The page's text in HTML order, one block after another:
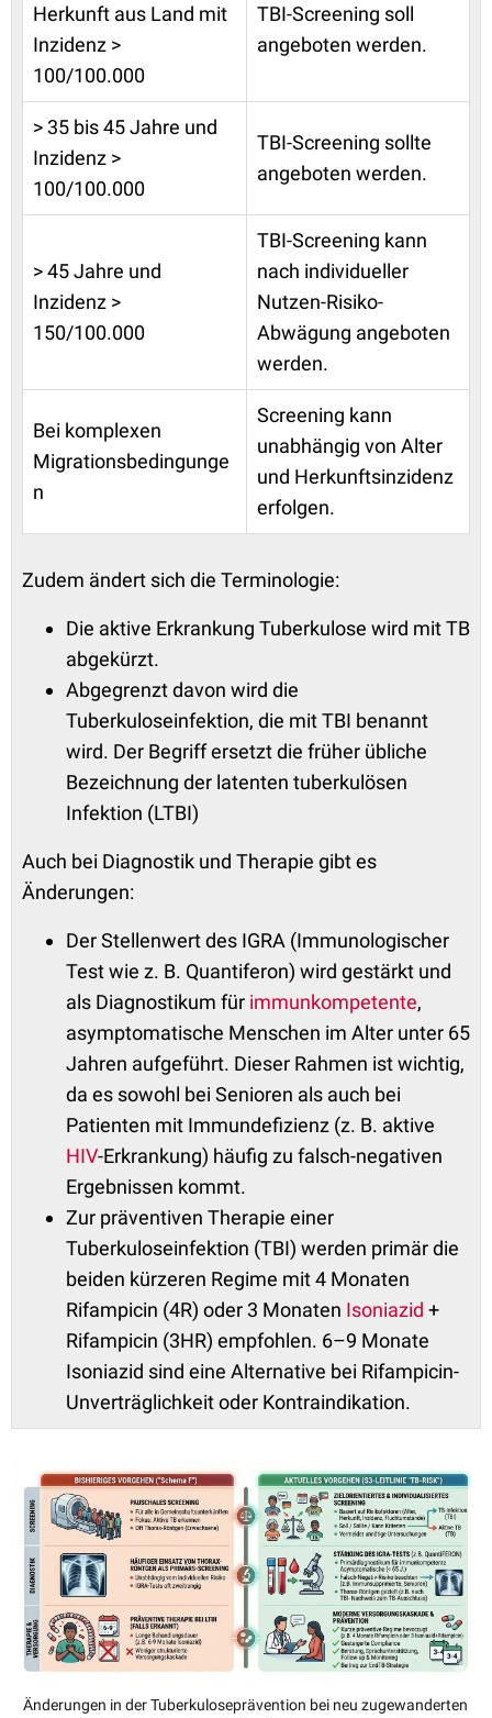
Herkunft aus Land mit
Inzidenz >
100/100.000
TBI-Screening soll
angeboten werden.
> 35 bis 45 Jahre und
Inzidenz >
100/100.000
TBI-Screening sollte
angeboten werden.
> 45 Jahre und
Inzidenz >
150/100.000
TBI-Screening kann
nach individueller
Nutzen-Risiko-
Abwägung angeboten
werden.
Bei komplexen
Migrationsbedingunge
n
Screening kann
unabhängig von Alter
und Herkunftsinzidenz
erfolgen.
Zudem ändert sich die Terminologie:
Die aktive Erkrankung Tuberkulose wird mit TB
abgekürzt.
Abgegrenzt davon wird die
Tuberkuloseinfektion, die mit TBI benannt
wird. Der Begriff ersetzt die früher übliche
Bezeichnung der latenten tuberkulösen
Infektion (LTBI)
Auch bei Diagnostik und Therapie gibt es
Änderungen:
Der Stellenwert des IGRA (Immunologischer
Test wie z. B. Quantiferon) wird gestärkt und
als Diagnostikum für immunkompetente,
asymptomatische Menschen im Alter unter 65
Jahren aufgeführt. Dieser Rahmen ist wichtig,
da es sowohl bei Senioren als auch bei
Patienten mit Immundefizienz (z. B. aktive
HIV-Erkrankung) häufig zu falsch-negativen
Ergebnissen kommt.
Zur präventiven Therapie einer
Tuberkuloseinfektion (TBI) werden primär die
beiden kürzeren Regime mit 4 Monaten
Rifampicin (4R) oder 3 Monaten Isoniazid +
Rifampicin (3HR) empfohlen. 6–9 Monate
Isoniazid sind eine Alternative bei Rifampicin-
Unverträglichkeit oder Kontraindikation.
Änderungen in der Tuberkuloseprävention bei neu zugewanderten